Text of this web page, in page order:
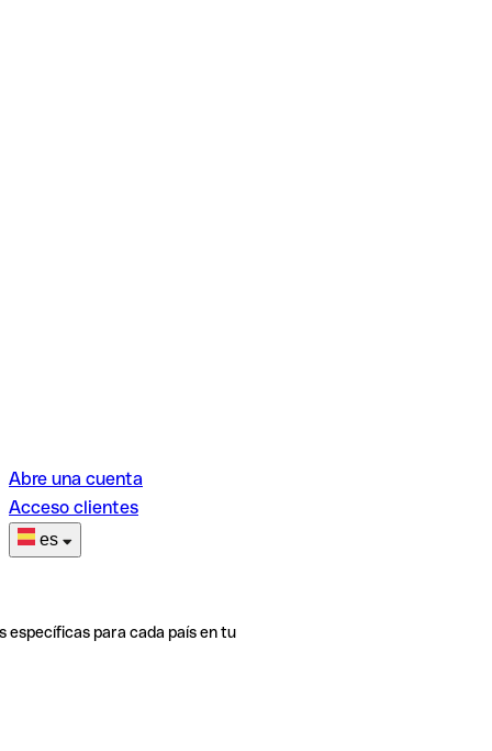
Abre una cuenta
Acceso clientes
es
específicas para cada país en tu